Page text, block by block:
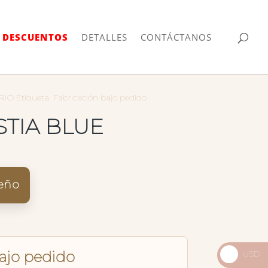
DETALLES CONTÁCTANOS
Etiqueta: Fabricación bajo pedido
BLUE
pedido USD